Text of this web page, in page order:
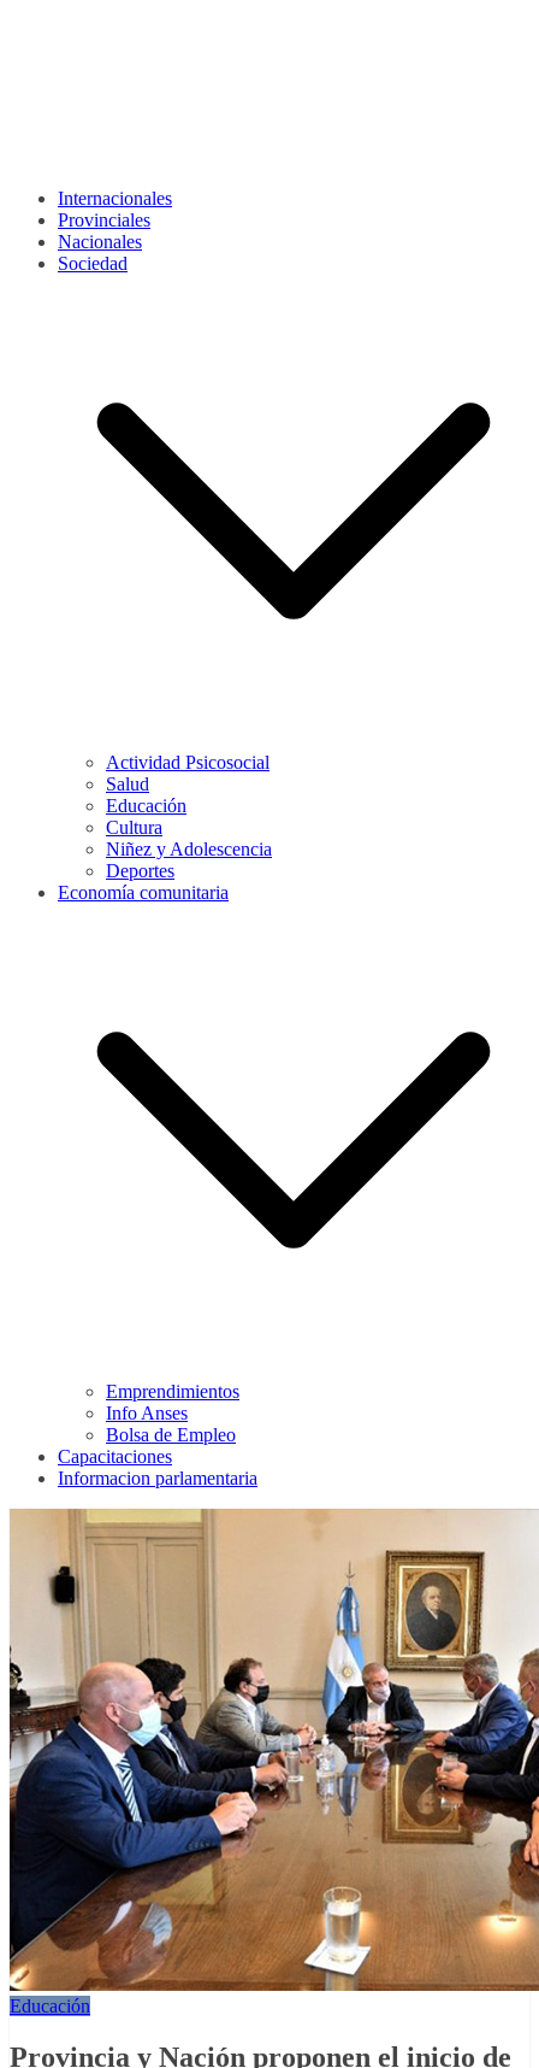
Internacionales
Provinciales
Nacionales
Sociedad
Actividad Psicosocial
Salud
Educación
Cultura
Niñez y Adolescencia
Deportes
Economía comunitaria
Emprendimientos
Info Anses
Bolsa de Empleo
Capacitaciones
Informacion parlamentaria
Educación
Provincia y Nación proponen el inicio de